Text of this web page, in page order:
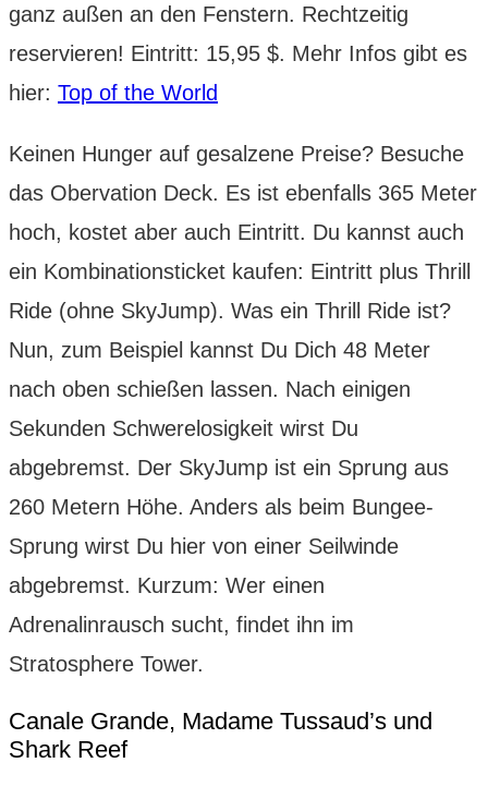
ganz außen an den Fenstern. Rechtzeitig
reservieren! Eintritt: 15,95 $. Mehr Infos gibt es
hier: Top of the World
Keinen Hunger auf gesalzene Preise? Besuche
das Obervation Deck. Es ist ebenfalls 365 Meter
hoch, kostet aber auch Eintritt. Du kannst auch
ein Kombinationsticket kaufen: Eintritt plus Thrill
Ride (ohne SkyJump). Was ein Thrill Ride ist?
Nun, zum Beispiel kannst Du Dich 48 Meter
nach oben schießen lassen. Nach einigen
Sekunden Schwerelosigkeit wirst Du
abgebremst. Der SkyJump ist ein Sprung aus
260 Metern Höhe. Anders als beim Bungee-
Sprung wirst Du hier von einer Seilwinde
abgebremst. Kurzum: Wer einen
Adrenalinrausch sucht, findet ihn im
Stratosphere Tower.
Canale Grande, Madame Tussaud’s und
Shark Reef